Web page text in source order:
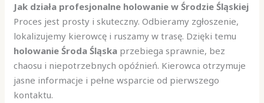
Jak działa profesjonalne holowanie w Środzie Śląskiej
Proces jest prosty i skuteczny. Odbieramy zgłoszenie,
lokalizujemy kierowcę i ruszamy w trasę. Dzięki temu
holowanie Środa Śląska przebiega sprawnie, bez
chaosu i niepotrzebnych opóźnień. Kierowca otrzymuje
jasne informacje i pełne wsparcie od pierwszego
kontaktu.